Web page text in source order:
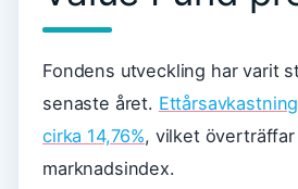
Fondens utveckling har varit
senaste året.
cirka 14,76%, vilket
marknadsindex.